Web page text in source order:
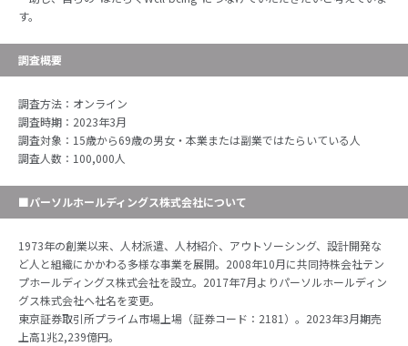
す。
調査概要
調査方法：オンライン
調査時期：2023年3月
調査対象：15歳から69歳の男女・本業または副業ではたらいている人
調査人数：100,000人
■パーソルホールディングス株式会社について
1973年の創業以来、人材派遣、人材紹介、アウトソーシング、設計開発な
ど人と組織にかかわる多様な事業を展開。2008年10月に共同持株会社テン
プホールディングス株式会社を設立。2017年7月よりパーソルホールディン
グス株式会社へ社名を変更。
東京証券取引所プライム市場上場（証券コード：2181）。2023年3月期売
上高1兆2,239億円。